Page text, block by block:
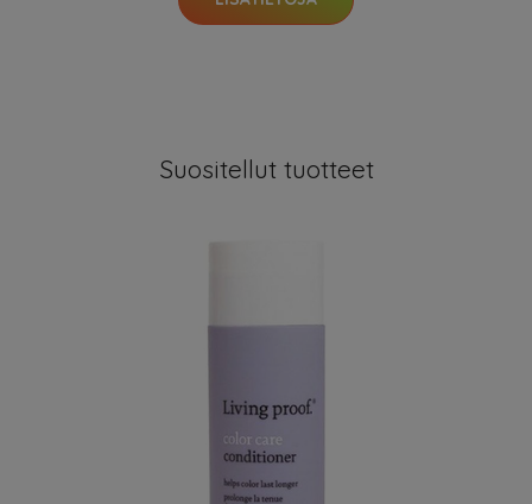
Suositellut tuotteet